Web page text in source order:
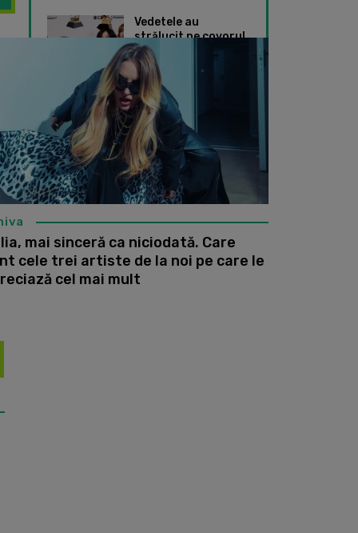
Vedetele au
strălucit pe covorul
roșu de la Premiile
Grammy 2024. Ce
ținute speciale au
ales Taylor Swift și
Dua Lipa
la Marea Iubire ZU 2024. Cum sună melodia „Tărâmul
mai sinceră ca niciodată. Care
cele trei artiste de la noi pe care le
cel mai mult